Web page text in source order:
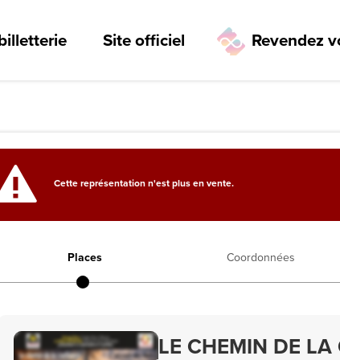
Site officiel Revendez
Cette représentation n'est plus en vente.
Places Coordonnées
LE CHEMIN DE LA